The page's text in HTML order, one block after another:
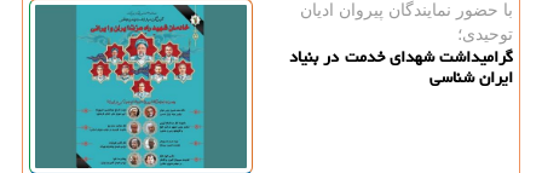
با حضور نمایندگان پیروان ادیان
توحیدی؛
گرامیداشت شهدای خدمت در بنیاد
ایران شناسی